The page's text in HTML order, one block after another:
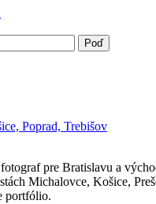
pre Bratislavu a
Michalovce, Košice,
portfólio.